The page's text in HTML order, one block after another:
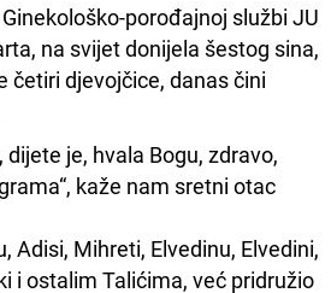
porođajnoj službi JU
na svijet donijela šestog sina,
četiri djevojčice, danas čini
dijete je, hvala Bogu, zdravo,
kaže nam sretni otac
Adisi, Mihreti, Elvedinu, Elvedini,
i ostalim Talićima, već pridružio